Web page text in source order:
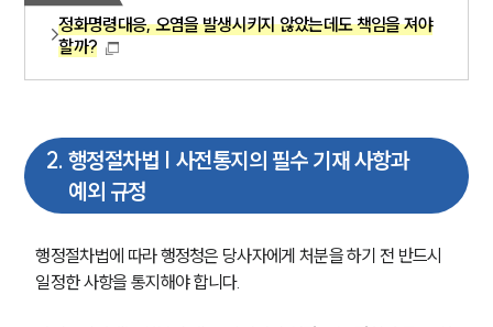
정화명령대응, 오염을 발생시키지 않았는데도 책임을 져야
할까?
2. 행정절차법 | 사전통지의 필수 기재 사항과
예외 규정
행정절차법에 따라 행정청은 당사자에게 처분을 하기 전 반드시
일정한 사항을 통지해야 합니다.